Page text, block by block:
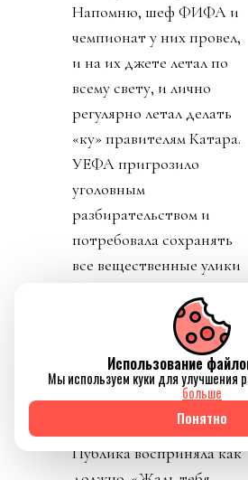
Напомню, шеф ФИФА и
чемпионат у них провел,
и на их джете летал по
всему свету, и лично
регулярно летал делать
«ку» правителям Катара.
УЕФА пригрозило
уголовным
разбирательством и
потребовала сохранять
все вещественные улики
День 7. В прессу
вбросили рассказы о
том, как Инфантино
буллили в детстве.
Публика восприняла как
Использование
Мы используем куки для улучшения
больше
Понятно